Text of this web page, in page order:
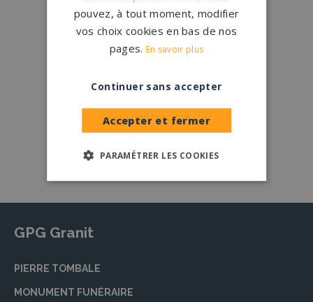
Nos partenaires
coloris
Nos granits
GPG Granit
PIERRE TOMBALE
MONUMENT FUNÉRAIRE
pouvez, à tout moment, modifier
vos choix cookies en bas de nos
pages. En savoir plus
Accepter et fermer
Continuer sans accepter
PARAMÉTRER LES COOKIES